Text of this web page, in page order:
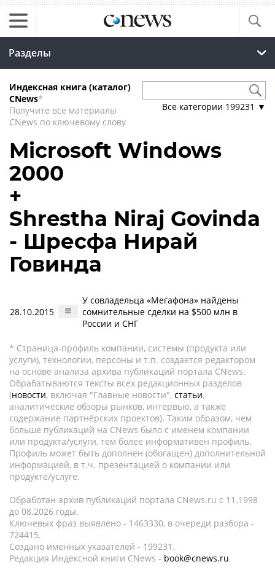
Разделы
Индексная книга (каталог)
CNews*
Получите все материалы
CNews по ключевому слову
Все категории 199231 ▼
Microsoft Windows
2000
+
Shrestha Niraj Govinda
- Шресфа Нирай
Говинда
28.10.2015
У совладельца «Мегафона» найдены
сомнительные сделки на $500 млн в
России и СНГ
* Страница-профиль компании, системы (продукта или
услуги), технологии, персоны и т.п. создается редактором
на основе анализа архива публикаций портала CNews.
Обрабатываются тексты всех редакционных разделов
(новости, включая "Главные новости", статьи,
аналитические обзоры рынков, интервью, а также
содержание партнёрских проектов). Таким образом, чем
больше публикаций на CNews было с именем компании
или продукта/услуги, тем более информативен профиль.
Профиль может быть дополнен (обогащен) дополнительной
информацией, в т.ч. презентацией о компании или
продукте/услуге.
Обработан архив публикаций портала CNews.ru c 11.1998
до 08.2026 годы.
Ключевых фраз выявлено - 1463330, в очереди разбора -
724415.
Создано именных указателей - 199231.
Редакция Индексной книги CNews - book@cnews.ru